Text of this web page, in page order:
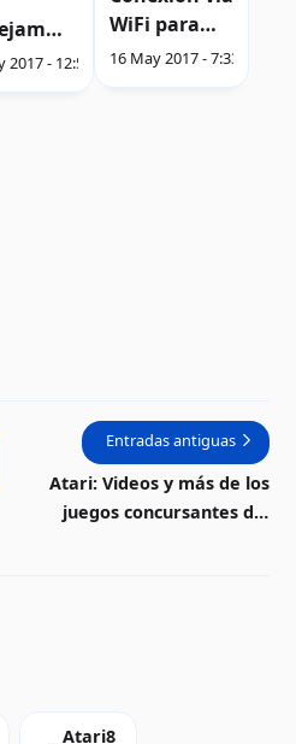
2017 - 12:53 AM
WiFi para
computador
16 May 2017 - 7:33 PM
Entradas antiguas
Atari: Videos y más de los
juegos concursantes del
Atari8